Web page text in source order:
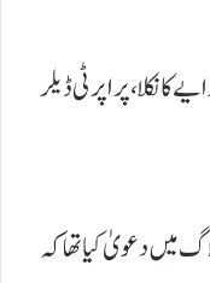
کروڑ کا بنگلہ کرایے کا نکلا ، پراپرٹی ڈیلر
میں دعویٰ کیا تھا کہ